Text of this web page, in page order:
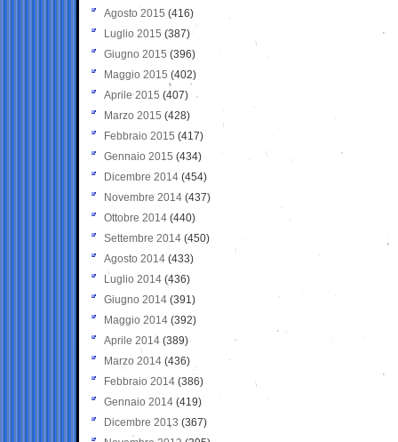
Agosto 2015 (416)
Luglio 2015 (387)
Giugno 2015 (396)
Maggio 2015 (402)
Aprile 2015 (407)
Marzo 2015 (428)
Febbraio 2015 (417)
Gennaio 2015 (434)
Dicembre 2014 (454)
Novembre 2014 (437)
Ottobre 2014 (440)
Settembre 2014 (450)
Agosto 2014 (433)
Luglio 2014 (436)
Giugno 2014 (391)
Maggio 2014 (392)
Aprile 2014 (389)
Marzo 2014 (436)
Febbraio 2014 (386)
Gennaio 2014 (419)
Dicembre 2013 (367)